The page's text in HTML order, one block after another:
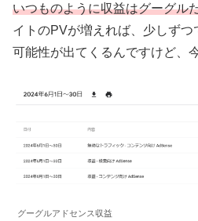
いつものように収益はグーグル
イトのPVが増えれば、少しずつ
可能性が出てくるんですけど、
グーグルアドセンス収益